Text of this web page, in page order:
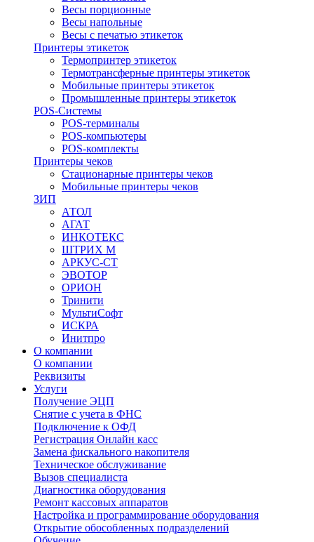
Весы порционные
Весы напольные
Весы с печатью этикеток
Принтеры этикеток
Термопринтер этикеток
Термотрансферные принтеры этикеток
Мобильные принтеры этикеток
Промышленные принтеры этикеток
POS-Системы
POS-терминалы
POS-компьютеры
POS-комплекты
Принтеры чеков
Стационарные принтеры чеков
Мобильные принтеры чеков
ЗИП
АТОЛ
АГАТ
ИНКОТЕКС
ШТРИХ М
АРКУС-СТ
ЭВОТОР
ОРИОН
Тринити
МультиСофт
ИСКРА
Инитпро
О компании
О компании
Реквизиты
Услуги
Получение ЭЦП
Снятие с учета в ФНС
Подключение к ОФД
Регистрация Онлайн касс
Замена фискального накопителя
Техническое обслуживание
Вызов специалиста
Диагностика оборудования
Ремонт кассовых аппаратов
Настройка и программирование оборудования
Открытие обособленных подразделений